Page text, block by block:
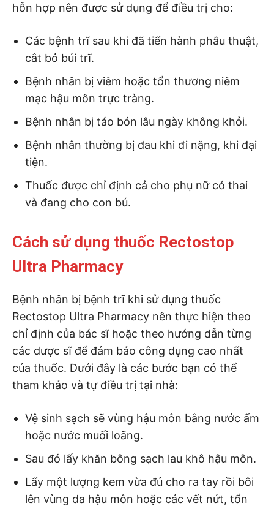
hỗn hợp nên được sử dụng để điều trị cho:
Các bệnh trĩ sau khi đã tiến hành phẫu thuật,
cắt bỏ búi trĩ.
Bệnh nhân bị viêm hoặc tổn thương niêm
mạc hậu môn trực tràng.
Bệnh nhân bị táo bón lâu ngày không khỏi.
Bệnh nhân thường bị đau khi đi nặng, khi đại
tiện.
Thuốc được chỉ định cả cho phụ nữ có thai
và đang cho con bú.
Cách sử dụng thuốc Rectostop
Ultra Pharmacy
Bệnh nhân bị bệnh trĩ khi sử dụng thuốc
Rectostop Ultra Pharmacy nên thực hiện theo
chỉ định của bác sĩ hoặc theo hướng dẫn từng
các dược sĩ để đảm bảo công dụng cao nhất
của thuốc. Dưới đây là các bước bạn có thể
tham khảo và tự điều trị tại nhà:
Vệ sinh sạch sẽ vùng hậu môn bằng nước ấm
hoặc nước muối loãng.
Sau đó lấy khăn bông sạch lau khô hậu môn.
Lấy một lượng kem vừa đủ cho ra tay rồi bôi
lên vùng da hậu môn hoặc các vết nứt, tổn